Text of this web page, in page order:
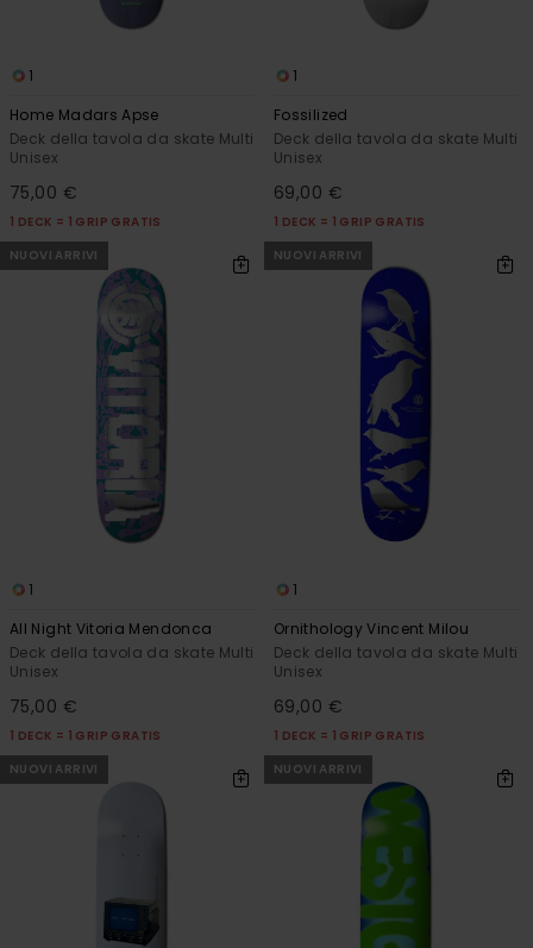
1
Home Madars Apse
Deck della tavola da skate Multi
Unisex
75,00 €
1 DECK = 1 GRIP GRATIS
1
Fossilized
Deck della tavola da skate Multi
Unisex
69,00 €
1 DECK = 1 GRIP GRATIS
NUOVI ARRIVI
1
All Night Vitoria Mendonca
Deck della tavola da skate Multi
Unisex
75,00 €
1 DECK = 1 GRIP GRATIS
NUOVI ARRIVI
1
Ornithology Vincent Milou
Deck della tavola da skate Multi
Unisex
69,00 €
1 DECK = 1 GRIP GRATIS
NUOVI ARRIVI
NUOVI ARRIVI